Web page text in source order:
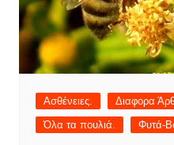
Ασθένειες. Διαφορα
Όλα τα πουλιά.
Φυτά-